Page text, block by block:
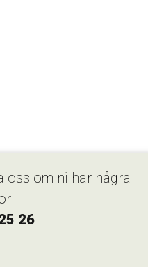
oss om ni har några
26